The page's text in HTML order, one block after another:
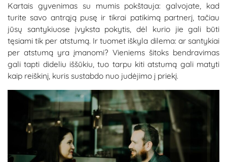
Kartais gyvenimas su mumis pokštauja: galvojate, kad
turite savo antrąją pusę ir tikrai patikimą partnerį, tačiau
jūsų santykiuose įvyksta pokytis, dėl kurio jie gali būti
tęsiami tik per atstumą. Ir tuomet iškyla dilema: ar santykiai
per atstumą yra įmanomi? Vieniems šitoks bendravimas
gali tapti dideliu iššūkiu, tuo tarpu kiti atstumą gali matyti
kaip reiškinį, kuris sustabdo nuo judėjimo į priekį.